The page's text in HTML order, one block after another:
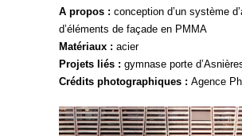
A propos : conception d’un système
d’éléments de façade en PMMA
Matériaux : acier
Projets liés : gymnase porte
Crédits photographiques : Agence